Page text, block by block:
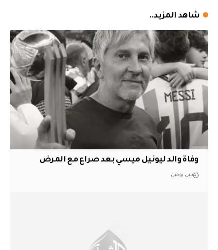
شاهد المزيد..
وفاة والد ليونيل ميسي بعد صراع مع المرض
قبل يومين